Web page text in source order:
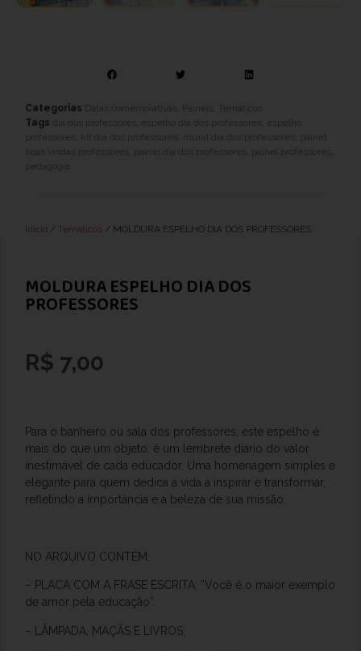
Categorias Datas comemorativas Painéis
Temáticos
Tags
dia dos professores espelho dia dos professores
espelho
professores
kit dia dos professores mural dia dos professores
painel
boas vindas professores
painel dia dos professores painel professores
pedagogia
Início / Temáticos / MOLDURA ESPELHO DIA DOS PROFESSORES
MOLDURA ESPELHO DIA DOS
PROFESSORES
R$ 7,00
Para o banheiro ou sala dos professores, este espelho é
mais do que um objeto: é um lembrete diário do valor
inestimável de cada educador. Uma homenagem simples e
elegante para quem dedica a vida a inspirar e transformar,
refletindo a importância e a beleza de sua missão.
NO ARQUIVO CONTÉM:
– PLACA COM A FRASE ESCRITA: “Você é o maior exemplo
de amor pela educação”.
– LÂMPADA, MAÇÃS E LIVROS;